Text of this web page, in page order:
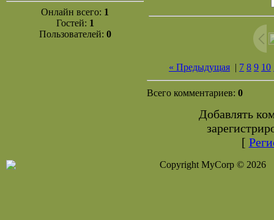
Онлайн всего: 1
Гостей: 1
Пользователей: 0
« Предыдущая | 7 8 9 10
Всего комментариев: 0
Добавлять
[
Copyright MyCorp © 2026